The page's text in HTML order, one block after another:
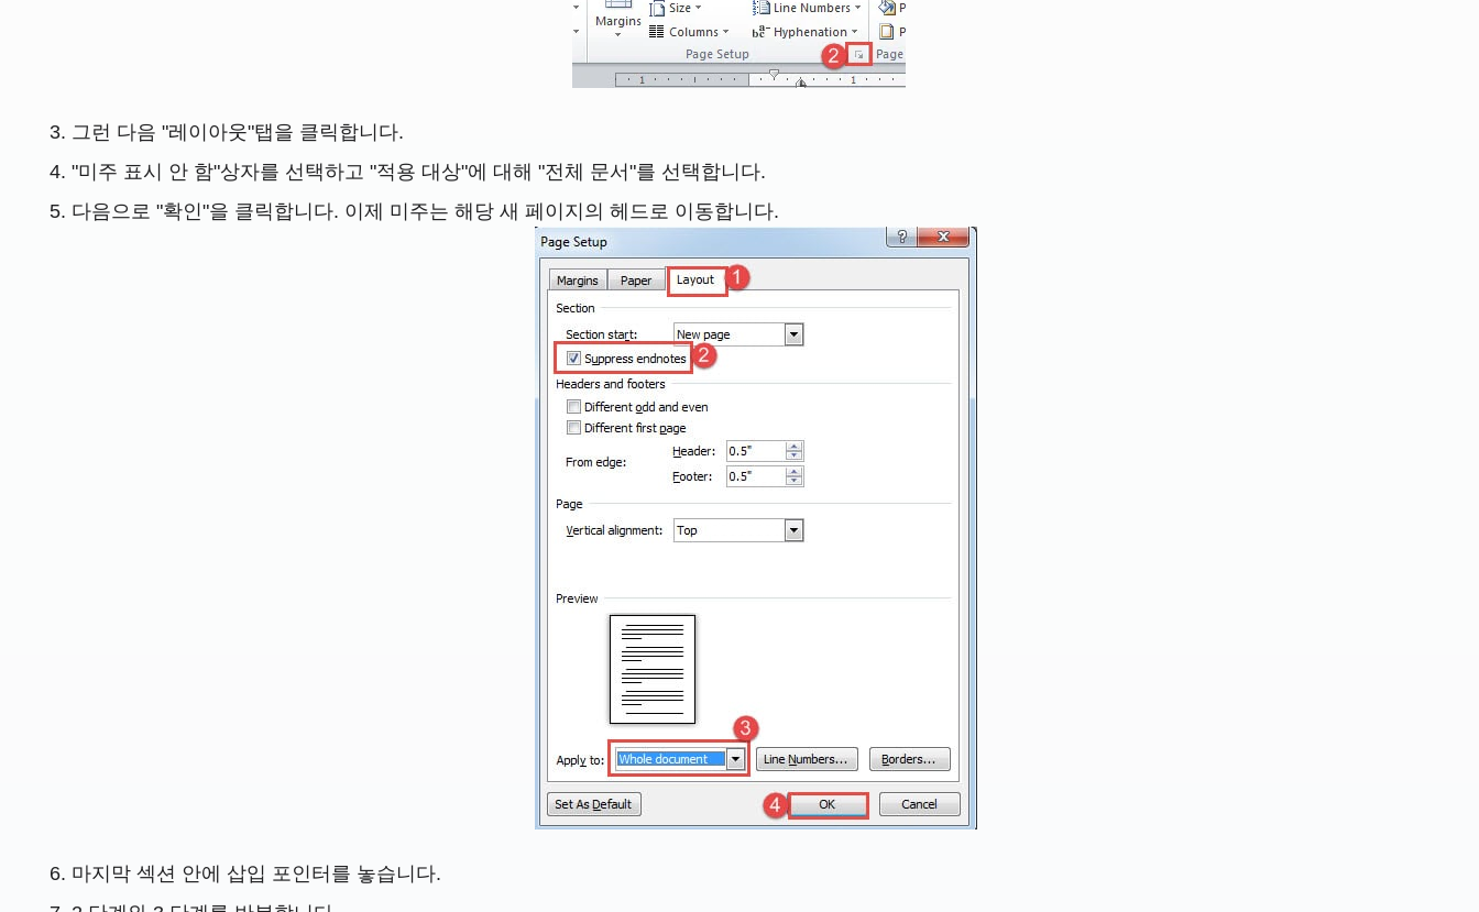
그런 다음 "레이아웃"탭을 클릭합니다.
"미주 표시 안 함"상자를 선택하고 "적용 대상"에 대해 "전체 문서"를 선택합니다.
다음으로 "확인"을 클릭합니다. 이제 미주는 해당 새 페이지의 헤드로 이동합니다.
마지막 섹션 안에 삽입 포인터를 놓습니다.